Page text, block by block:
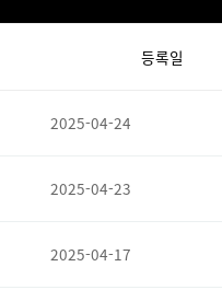
등록일
2025-04-24
2025-04-23
2025-04-17